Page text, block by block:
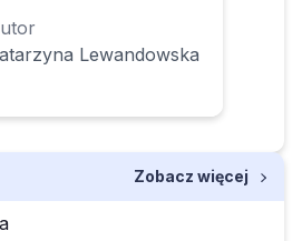
Lewandowska
Zobacz więcej